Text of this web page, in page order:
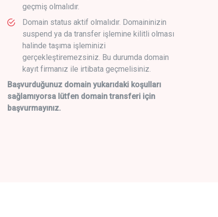
geçmiş olmalıdır.
Domain status aktif olmalıdır. Domaininizin
suspend ya da transfer işlemine kilitli olması
halinde taşıma işleminizi
gerçekleştiremezsiniz. Bu durumda domain
kayıt firmanız ile irtibata geçmelisiniz.
Başvurduğunuz domain yukarıdaki koşulları
sağlamıyorsa lütfen domain transferi için
başvurmayınız.